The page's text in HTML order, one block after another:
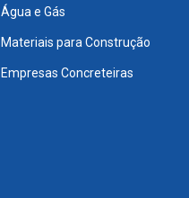
Água e Gás
Materiais para Construção
Empresas Concreteiras